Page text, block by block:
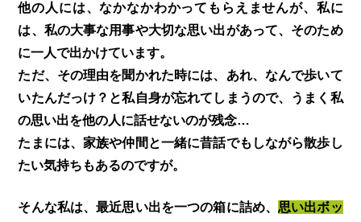
他の人には、なかなかわかってもらえませんが、私に
は、私の大事な用事や大切な思い出があって、そのため
に一人で出かけています。
ただ、その理由を聞かれた時には、あれ、なんで歩いて
いたんだっけ？と私自身が忘れてしまうので、うまく私
の思い出を他の人に話せないのが残念…
たまには、家族や仲間と一緒に昔話でもしながら散歩し
たい気持ちもあるのですが。
そんな私は、最近思い出を一つの箱に詰め、思い出ボッ